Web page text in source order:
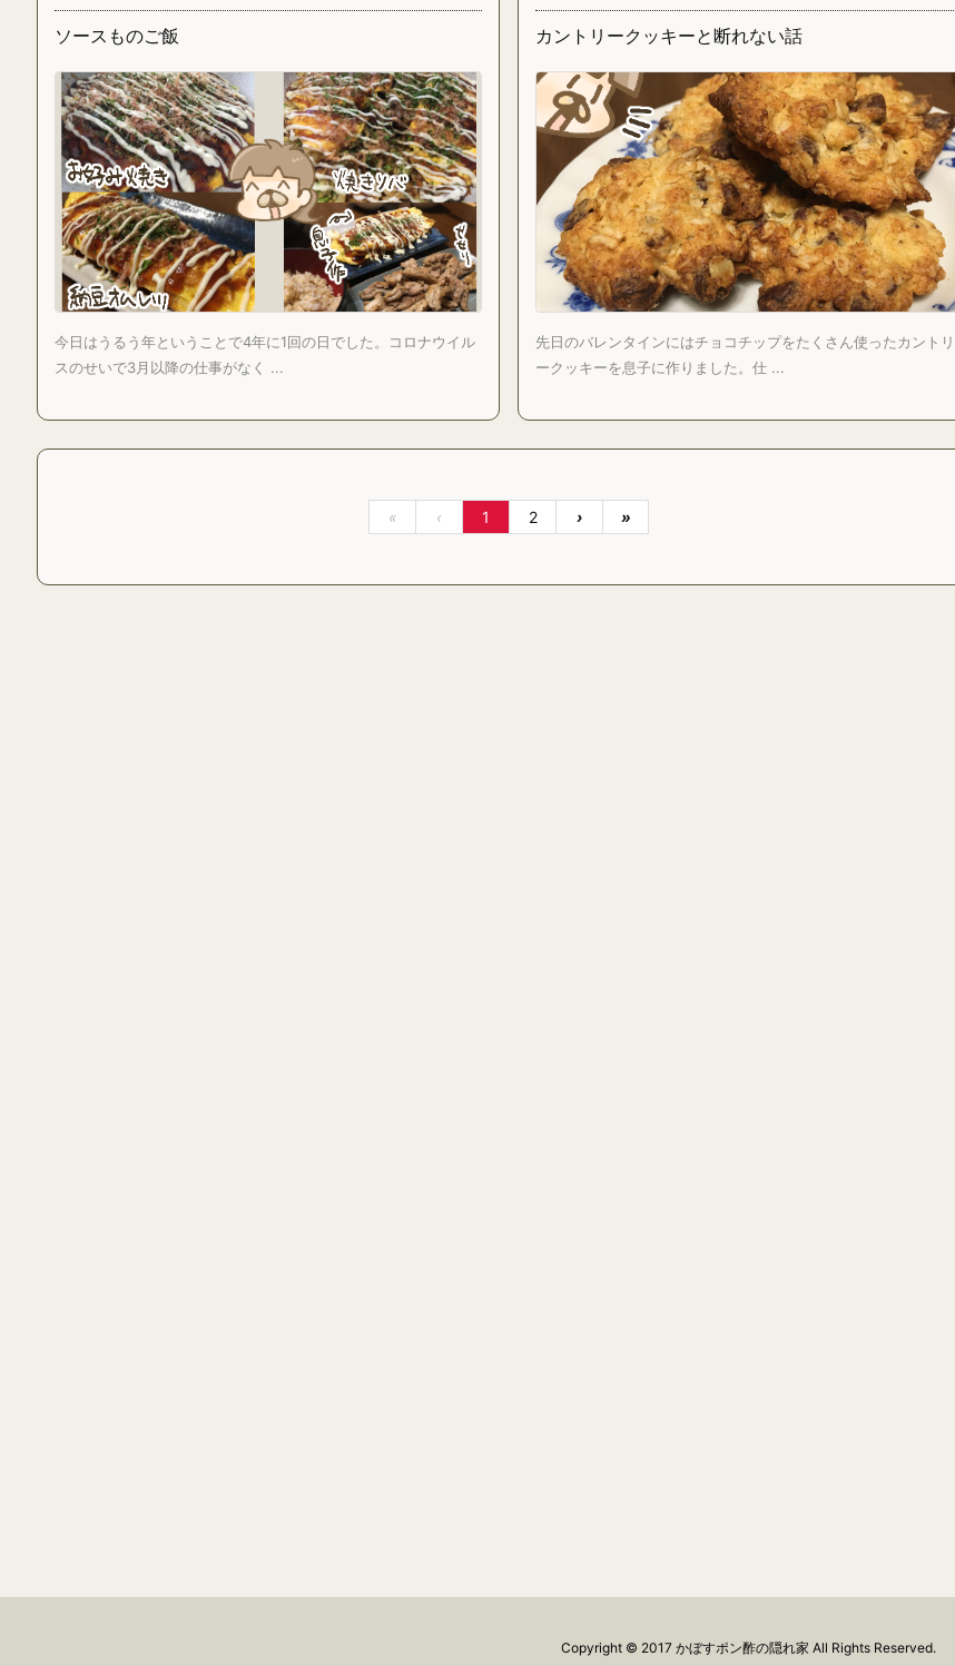
ソースものご飯
今日はうるう年ということで4年に1回の日でした。コロナウイル
スのせいで3月以降の仕事がなく ...
カントリークッキーと断れない話
先日のバレンタインにはチョコチップをたくさん使ったカントリ
ークッキーを息子に作りました。仕 ...
« ‹ 1 2 › »
Copyright © 2017 かぼすポン酢の隠れ家 All Rights Reserved.